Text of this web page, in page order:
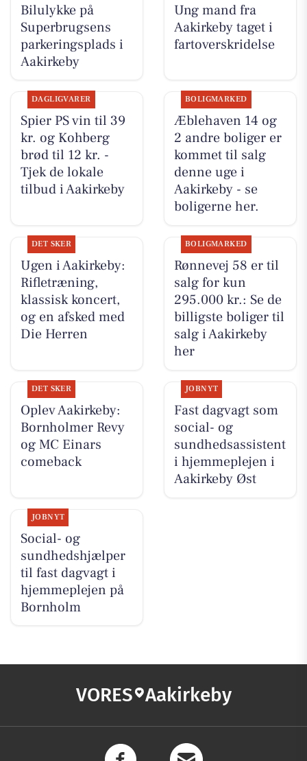
Bilulykke på
Superbrugsens
parkeringsplads i
Aakirkeby
Ung mand fra
Aakirkeby taget i
fartoverskridelse
DAGLIGVARER
Spier PS vin til 39
kr. og Kohberg
brød til 12 kr. -
Tjek de lokale
tilbud i Aakirkeby
BOLIGMARKED
Æblehaven 14 og
2 andre boliger er
kommet til salg
denne uge i
Aakirkeby - se
boligerne her.
DET SKER
Ugen i Aakirkeby:
Rifletræning,
klassisk koncert,
og en afsked med
Die Herren
BOLIGMARKED
Rønnevej 58 er til
salg for kun
295.000 kr.: Se de
billigste boliger til
salg i Aakirkeby
her
DET SKER
Oplev Aakirkeby:
Bornholmer Revy
og MC Einars
comeback
JOBNYT
Fast dagvagt som
social- og
sundhedsassistent
i hjemmeplejen i
Aakirkeby Øst
JOBNYT
Social- og
sundhedshjælper
til fast dagvagt i
hjemmeplejen på
Bornholm
VORES Aakirkeby